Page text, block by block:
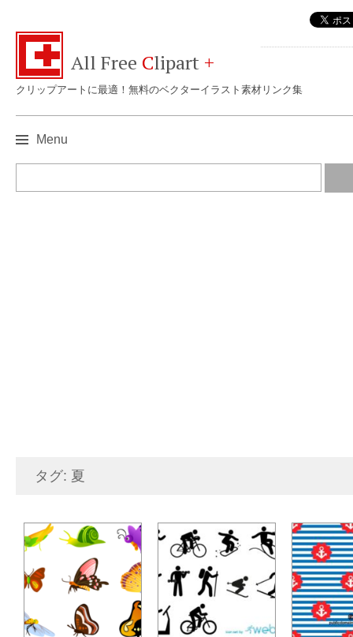
All Free Clipart +
クリップアートに最適！無料のベクターイラスト素材リンク集
Menu
タグ: 夏